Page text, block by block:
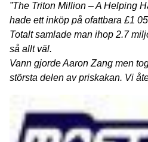
”The Triton Million – A Helping
hade ett inköp på ofattbara £1
Totalt samlade man ihop 2.7
så allt väl.
Vann gjorde Aaron Zang men
största delen av priskakan. Vi